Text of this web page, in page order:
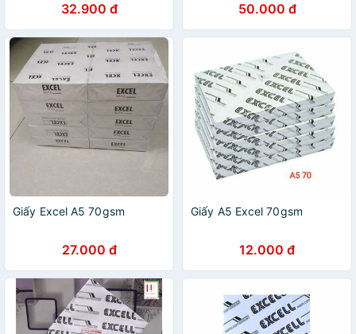
32.900 đ 50.000 đ
Giấy Excel A5 70gsm
27.000 đ
Giấy A5 Excel 70gsm
12.000 đ